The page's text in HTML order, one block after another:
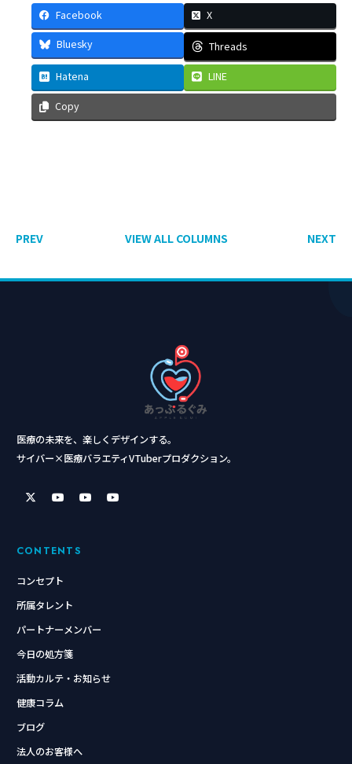
Facebook
X
Bluesky
Threads
Hatena
LINE
Copy
PREV VIEW ALL COLUMNS NEXT
医療の未来を、楽しくデザインする。
サイバー×医療バラエティVTuberプロダクション。
CONTENTS
コンセプト
所属タレント
パートナーメンバー
今日の処方箋
活動カルテ・お知らせ
健康コラム
ブログ
法人のお客様へ